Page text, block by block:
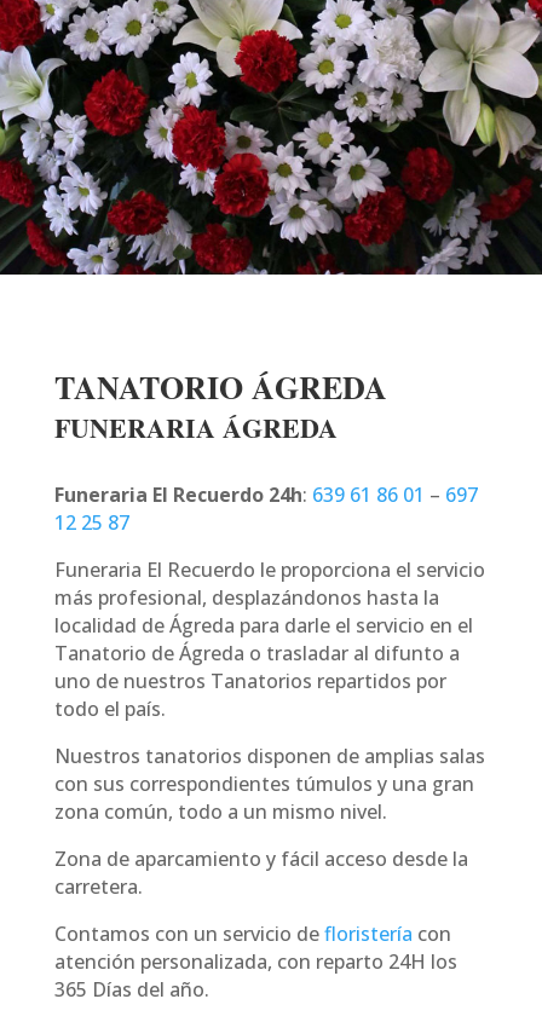
TANATORIO ÁGREDA
FUNERARIA ÁGREDA
Funeraria El Recuerdo 24h: 639 61 86 01 – 697
12 25 87
Funeraria El Recuerdo le proporciona el servicio
más profesional, desplazándonos hasta la
localidad de Ágreda para darle el servicio en el
Tanatorio de Ágreda o trasladar al difunto a
uno de nuestros Tanatorios repartidos por
todo el país.
Nuestros tanatorios disponen de amplias salas
con sus correspondientes túmulos y una gran
zona común, todo a un mismo nivel.
Zona de aparcamiento y fácil acceso desde la
carretera.
Contamos con un servicio defloristería con
atención personalizada, con reparto 24H los
365 Días del año.